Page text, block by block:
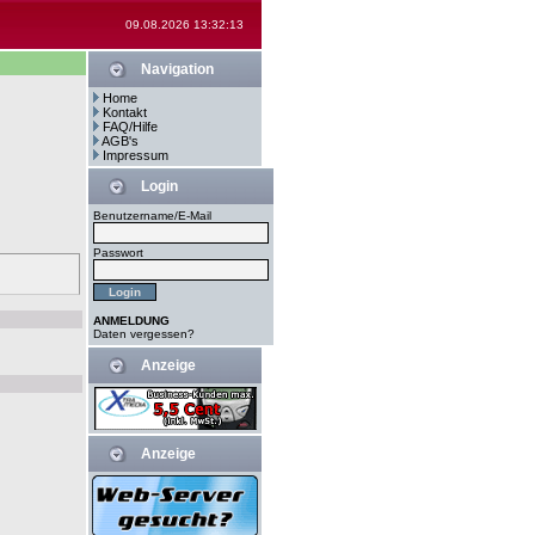
09.08.2026 13:32:13
Navigation
Home
Kontakt
FAQ/Hilfe
AGB's
Impressum
Login
Benutzername/E-Mail
Passwort
ANMELDUNG
Daten vergessen?
Anzeige
Anzeige